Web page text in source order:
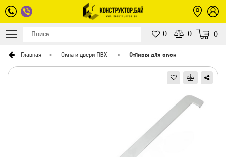
0 0 0
Главная Окна и двери ПВХ- Отливы для окон